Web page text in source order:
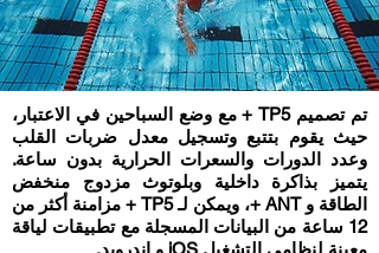
تم تصميم TP5 + مع وضع السباحين في الاعتبار،
حيث يقوم بتتبع وتسجيل معدل ضربات القلب
وعدد الدورات والسعرات الحرارية بدون ساعة.
يتميز بذاكرة داخلية وبلوتوث مزدوج منخفض
الطاقة و ANT +، ويمكن لـ TP5 + مزامنة أكثر من
12 ساعة من البيانات المسجلة مع تطبيقات لياقة
معينة لنظامي التشغيل iOS و اندرويد.